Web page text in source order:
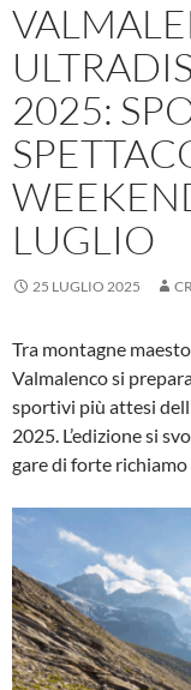
2025:
LUGLIO
25 LUGLIO 2025
Tra montagne
Valmalenco si
sportivi più attesi
2025. L’edizione si
gare di forte